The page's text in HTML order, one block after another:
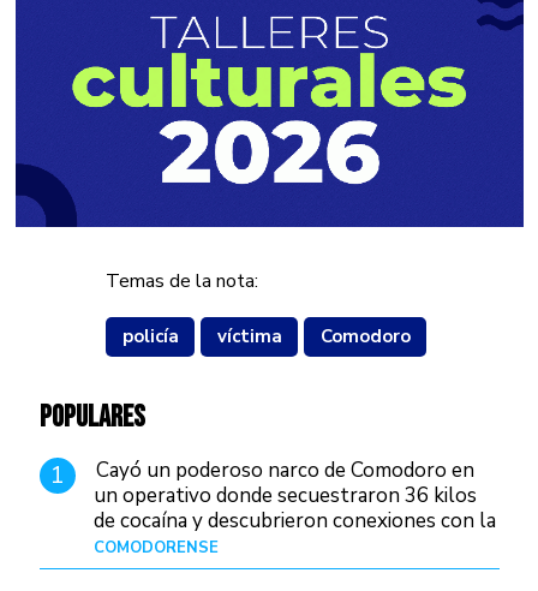
Temas de la nota:
policía víctima Comodoro
POPULARES
1
Cayó un poderoso narco de Comodoro en
un operativo donde secuestraron 36 kilos
de cocaína y descubrieron conexiones con la
Patagonia
COMODORENSE